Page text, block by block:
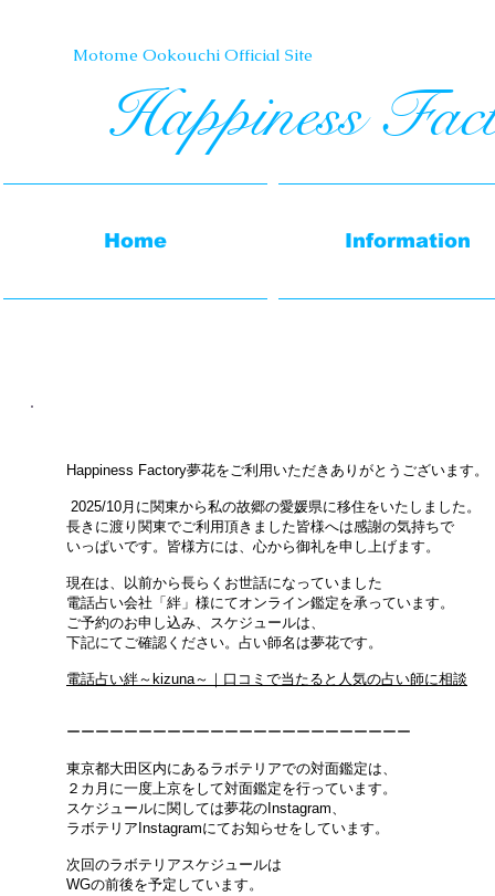
Happiness Factory夢花をご利用いただきありがとうございます。
2025/10月に関東から私の故郷の愛媛県に移住をいたしました。
長きに渡り関東でご利用頂きました皆様へは感謝の気持ちで
​いっぱいです。皆様方には、 心から御礼を申し上げます。
現在は、以前から長らくお世話になっていました
電話占い会社「絆」様にてオンライン鑑定を承っています。
ご予約のお申し込み、スケジュールは、
下記にてご確認ください。 占い師名は夢花です。
電話占い絆～kizuna～｜口コミで当たると人気の占い師に相談
ーーーーーーーーーーーーーーーーーーーーーーーー
東京都大田区内にあるラボテリアでの対面鑑定は、
２カ月に一度上京をして対面鑑定を行っています。
スケジュールに関しては夢花のInstagram、
ラボテリアInstagramにてお知らせをしています。
次回のラボテリアスケジュールは
​WGの前後を予定しています。
Home Information
Motome Ookouchi Official Site​
Happiness